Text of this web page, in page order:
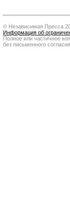
© Независимая Пресса
Информация об
Полное или частичное
без письменного